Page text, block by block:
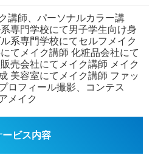
講師、パーソナルカラー講
専門学校にて男子学生向け身
系専門学校にてセルフメイク
てメイク講師 化粧品会社にて
売会社にてメイク講師 メイク
美容室にてメイク講師 ファッ
ロフィール撮影、コンテス
メイク
ービス内容